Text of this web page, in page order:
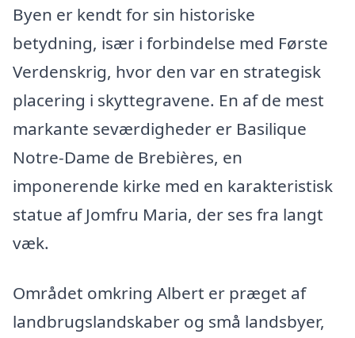
Byen er kendt for sin historiske
betydning, især i forbindelse med Første
Verdenskrig, hvor den var en strategisk
placering i skyttegravene. En af de mest
markante seværdigheder er Basilique
Notre-Dame de Brebières, en
imponerende kirke med en karakteristisk
statue af Jomfru Maria, der ses fra langt
væk.
Området omkring Albert er præget af
landbrugslandskaber og små landsbyer,